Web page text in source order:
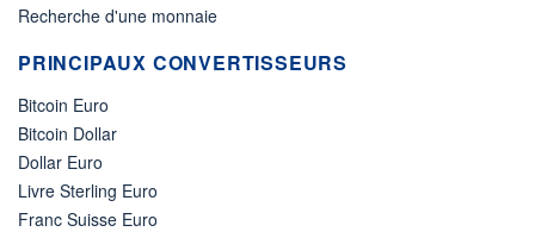
Recherche d'une monnaie
PRINCIPAUX CONVERTISSEURS
Bitcoin Euro
Bitcoin Dollar
Dollar Euro
Livre Sterling Euro
Franc Suisse Euro